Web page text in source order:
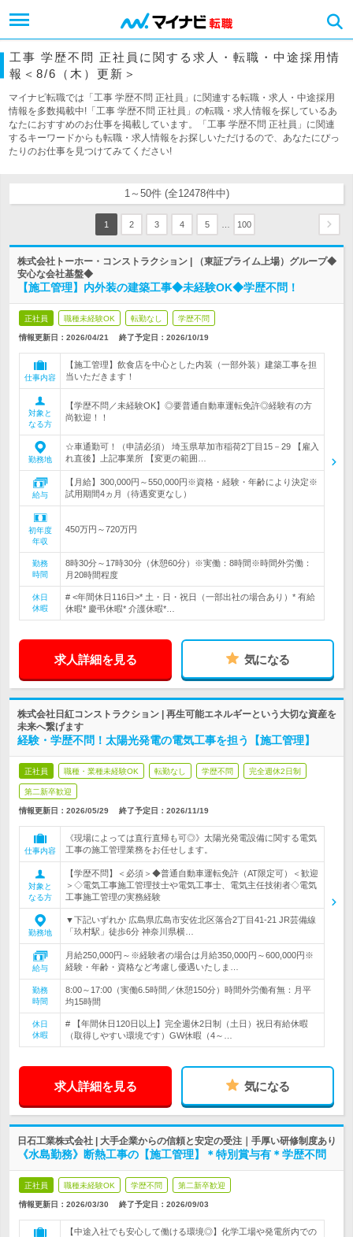
工事 学歴不問 正社員に関する求人・転職・中途採用情
報＜8/6（木）更新＞
マイナビ転職では「工事 学歴不問 正社員」に関連する転職・求人・中途採用
情報を多数掲載中!「工事 学歴不問 正社員」の転職・求人情報を探しているあ
なたにおすすめのお仕事を掲載しています。「工事 学歴不問 正社員」に関連
するキーワードからも転職・求人情報をお探しいただけるので、あなたにぴっ
たりのお仕事を見つけてみてください!
1～50件 (全12478件中)
1 2 3 4 5 100
株式会社トーホー・コンストラクション | （東証プライム上場）グループ◆
安心な会社基盤◆
【施工管理】内外装の建築工事◆未経験OK◆学歴不問！
正社員 職種未経験OK 転勤なし 学歴不問
情報更新日：2026/04/21 終了予定日： 2026/10/19
仕事内容
【施工管理】飲食店を中心とした内装（一部外装）建築工事を担
当いただきます！
対象と
なる方
【学歴不問／未経験OK】◎要普通自動車運転免許◎経験有の方
尚歓迎！！
勤務地
☆車通勤可！（申請必須） 埼玉県草加市稲荷2丁目15－29 【雇入
れ直後】上記事業所 【変更の範囲…
給与
【月給】300,000円～550,000円※資格・経験・年齢により決定※
試用期間4ヵ月（待遇変更なし）
初年度
年収
450万円～720万円
勤務
時間
8時30分～17時30分（休憩60分）※実働：8時間※時間外労働：
月20時間程度
休日
休暇
# <年間休日116日>* 土・日・祝日（一部出社の場合あり）* 有給
休暇* 慶弔休暇* 介護休暇*…
求人詳細を見る 気になる
株式会社日紅コンストラクション | 再生可能エネルギーという大切な資産を
未来へ繋げます
経験・学歴不問！太陽光発電の電気工事を担う【施工管理】
正社員 職種・業種未経験OK 転勤なし 学歴不問 完全週休2日制
第二新卒歓迎
情報更新日：2026/05/29 終了予定日： 2026/11/19
仕事内容
《現場によっては直行直帰も可◎》太陽光発電設備に関する電気
工事の施工管理業務をお任せします。
対象と
なる方
【学歴不問】＜必須＞◆普通自動車運転免許（AT限定可）＜歓迎
＞◇電気工事施工管理技士や電気工事士、電気主任技術者◇電気
工事施工管理の実務経験
勤務地
▼下記いずれか 広島県広島市安佐北区落合2丁目41-21 JR芸備線
「玖村駅」徒歩6分 神奈川県横…
給与
月給250,000円～※経験者の場合は月給350,000円～600,000円※
経験・年齢・資格など考慮し優遇いたしま…
勤務
時間
8:00～17:00（実働6.5時間／休憩150分）時間外労働有無：月平
均15時間
休日
休暇
# 【年間休日120日以上】完全週休2日制（土日）祝日有給休暇
（取得しやすい環境です）GW休暇（4～…
求人詳細を見る 気になる
日石工業株式会社 | 大手企業からの信頼と安定の受注｜手厚い研修制度あり
《水島勤務》断熱工事の【施工管理】＊特別賞与有＊学歴不問
正社員 職種未経験OK 学歴不問 第二新卒歓迎
情報更新日：2026/03/30 終了予定日： 2026/09/03
【中途入社でも安心して働ける環境◎】化学工場や発電所内での